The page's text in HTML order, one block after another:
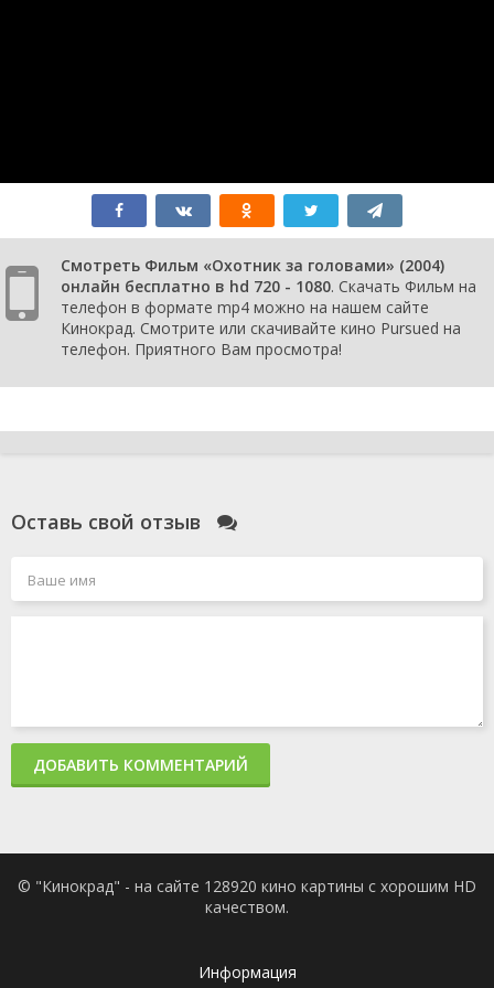
Смотреть Фильм «Охотник за головами» (2004)
онлайн бесплатно в hd 720 - 1080. Скачать Фильм на
телефон в формате mp4 можно на нашем сайте
Кинокрад. Смотрите или скачивайте кино Pursued на
телефон. Приятного Вам просмотра!
Оставь свой отзыв
ДОБАВИТЬ КОММЕНТАРИЙ
© "Кинокрад" - на сайте 128920 кино картины с хорошим HD
качеством.
Информация